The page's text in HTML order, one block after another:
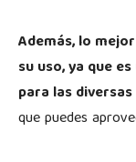
Además, lo
su uso, ya que
para las
que puedes